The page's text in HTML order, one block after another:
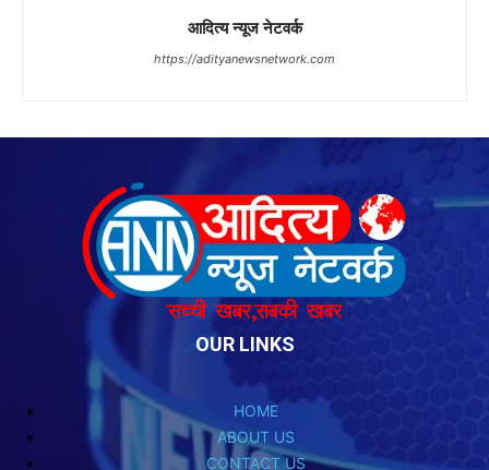
OUR LINKS
HOME
ABOUT US
CONTACT US